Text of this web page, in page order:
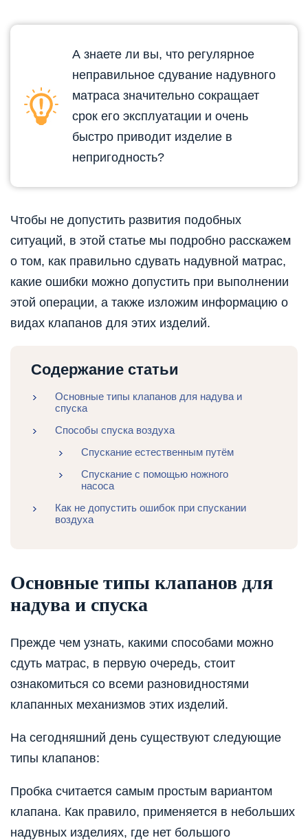
А знаете ли вы, что регулярное
неправильное сдувание надувного
матраса значительно сокращает
срок его эксплуатации и очень
быстро приводит изделие в
непригодность?
Чтобы не допустить развития подобных
ситуаций, в этой статье мы подробно расскажем
о том, как правильно сдувать надувной матрас,
какие ошибки можно допустить при выполнении
этой операции, а также изложим информацию о
видах клапанов для этих изделий.
Содержание статьи
Основные типы клапанов для надува и
спуска
Способы спуска воздуха
Спускание естественным путём
Спускание с помощью ножного
насоса
Как не допустить ошибок при спускании
воздуха
Основные типы клапанов для
надува и спуска
Прежде чем узнать, какими способами можно
сдуть матрас, в первую очередь, стоит
ознакомиться со всеми разновидностями
клапанных механизмов этих изделий.
На сегодняшний день существуют следующие
типы клапанов:
Пробка считается самым простым вариантом
клапана. Как правило, применяется в небольших
надувных изделиях, где нет большого